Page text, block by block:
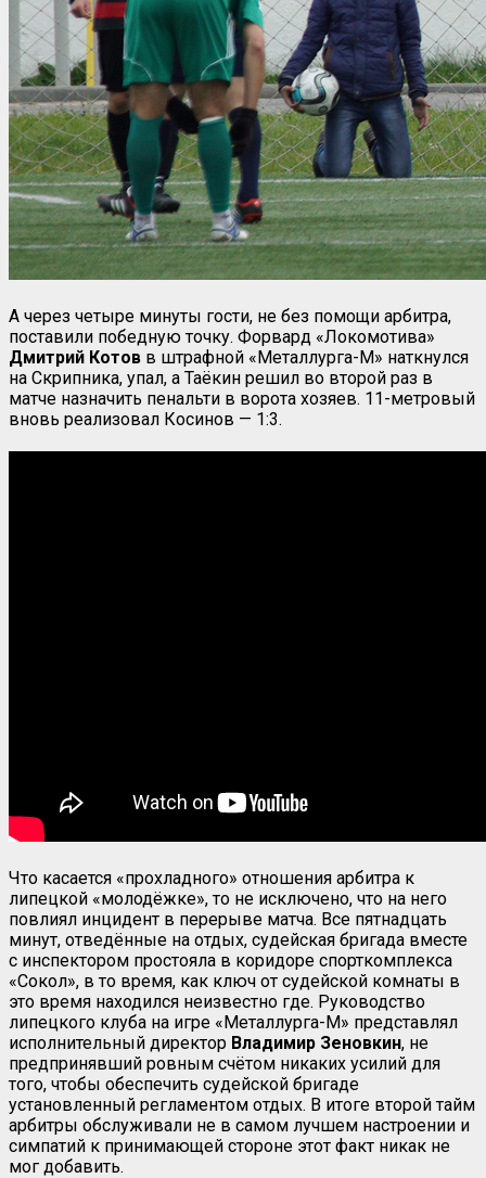
А через четыре минуты гости, не без помощи арбитра,
поставили победную точку. Форвард «Локомотива»
Дмитрий Котов в штрафной «Металлурга-М» наткнулся
на Скрипника, упал, а Таёкин решил во второй раз в
матче назначить пенальти в ворота хозяев. 11-метровый
вновь реализовал Косинов — 1:3.
Что касается «прохладного» отношения арбитра к
липецкой «молодёжке», то не исключено, что на него
повлиял инцидент в перерыве матча. Все пятнадцать
минут, отведённые на отдых, судейская бригада вместе
с инспектором простояла в коридоре спорткомплекса
«Сокол», в то время, как ключ от судейской комнаты в
это время находился неизвестно где. Руководство
липецкого клуба на игре «Металлурга-М» представлял
исполнительный директор Владимир Зеновкин, не
предпринявший ровным счётом никаких усилий для
того, чтобы обеспечить судейской бригаде
установленный регламентом отдых. В итоге второй тайм
арбитры обслуживали не в самом лучшем настроении и
симпатий к принимающей стороне этот факт никак не
мог добавить.